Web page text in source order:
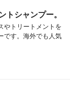
シャンプー。
やトリートメントを
です。海外でも人気